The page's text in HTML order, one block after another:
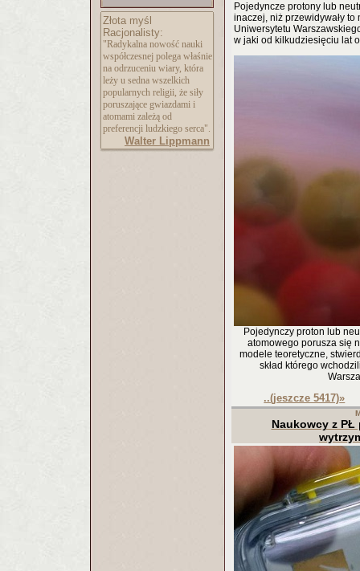
Złota myśl
Racjonalisty:
"Radykalna nowość nauki
współczesnej polega właśnie
na odrzuceniu wiary, która
leży u sedna wszelkich
popularnych religii, że siły
poruszające gwiazdami i
atomami zależą od
preferencji ludzkiego serca".
Walter Lippmann
Pojedyncze protony lub
inaczej, niż przewidywały to
Uniwersytetu
w jaki od kilkudziesięciu lat
Pojedynczy proton lub
atomowego porusza się
modele teoretyczne,
skład którego
..(jeszcze 5417)»
Naukowcy z